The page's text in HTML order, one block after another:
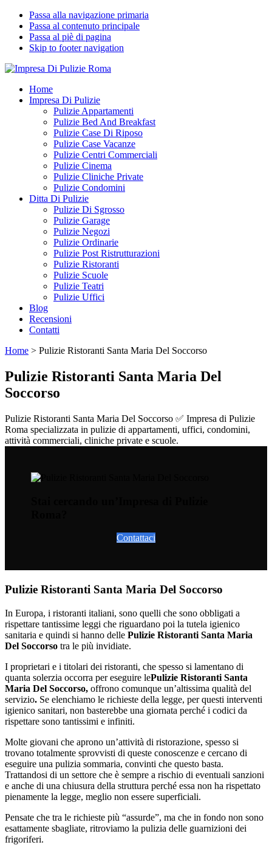
Passa alla navigazione primaria
Passa al contenuto principale
Passa al piè di pagina
Skip to footer navigation
Impresa Di Pulizie Roma
✅ Abitazioni e Attività Commerciali
Home
Impresa Di Pulizie
Pulizie Appartamenti
Pulizie Bed And Breakfast
Pulizie Case Di Riposo
Pulizie Case Vacanze
Pulizie Centri Commerciali
Pulizie Cinema
Pulizie Cliniche Private
Pulizie Condomini
Ditta Di Pulizie
Pulizie Di Sgrosso
Pulizie Garage
Pulizie Negozi
Pulizie Ordinarie
Pulizie Post Ristrutturazioni
Pulizie Ristoranti
Pulizie Scuole
Pulizie Teatri
Pulizie Uffici
Blog
Recensioni
Contatti
Home > Pulizie Ristoranti Santa Maria Del Soccorso
Pulizie Ristoranti Santa Maria Del
Soccorso
Pulizie Ristoranti Santa Maria Del Soccorso ✅ Impresa di Pulizie
Roma specializzata in pulizie di appartamenti, uffici, condomini,
attività commerciali, cliniche private e scuole.
Contattaci
Pulizie Ristoranti Santa Maria Del Soccorso
In Europa, i ristoranti italiani, sono quelli che sono obbligati a
rispettare tantissime leggi che riguardano poi la tutela igienico
sanitaria e quindi si hanno delle Pulizie Ristoranti Santa Maria
Del Soccorso tra le più invidiate.
I proprietari e i titolari dei ristoranti, che spesso si lamentano di
quanta solerzia occorra per eseguire lePulizie Ristoranti Santa
Maria Del Soccorso, offrono comunque un’altissima qualità del
servizio. Se elenchiamo le richieste della legge, per questi interventi
igienico sanitari, non basterebbe una giornata perché i codici da
rispettare sono tantissimi e infiniti.
Molte giovani che aprono un’attività di ristorazione, spesso si
trovano totalmente sprovvisti di queste conoscenze e cercano di
eseguire una pulizia sommaria, convinti che questo basta.
Trattandosi di un settore che è sempre a rischio di eventuali sanzioni
e anche di una chiusura della struttura perché essa non ha rispettato
pienamente la legge, meglio non essere superficiali.
Pensate che tra le richieste più “assurde”, ma che in fondo non sono
esattamente sbagliate, ritroviamo la pulizia delle guarnizioni dei
frigoriferi.